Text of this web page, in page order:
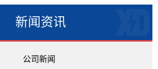
新闻资讯
公司新闻